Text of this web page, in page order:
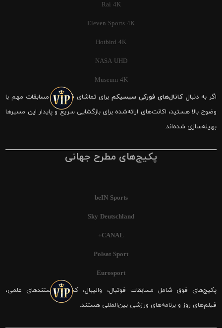
Rai 4K
Eleven Sports 4K
Hotbird 4K
NASA UHD
Museum 4K
اگر به دنبال کانال‌های فورکی سیسیکمبرای تماشای فوتبال و مسابقات مهم با
وضوح بالا هستید، اکانت‌های ارائه‌شده برای بازگشایی سریع و پایدار این مسیرها
بهینه‌سازی شده‌اند.
پکیج‌های مطرح جهانی
beIN Sports
Sky Deutschland
CANAL+
Polsat Sport
Eurosport
پکیج‌های فوق شامل مسابقات فوتبال، والیبال، کشتی، مستندهای علمی،
فیلم‌های روز و برنامه‌های ورزشی بین‌المللی هستند.